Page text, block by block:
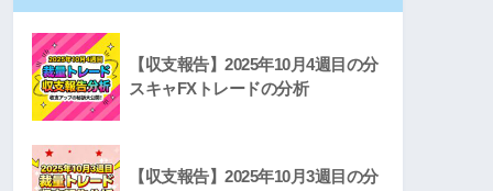
【収支報告】2025年10月4週目の分
スキャFXトレードの分析
【収支報告】2025年10月3週目の分